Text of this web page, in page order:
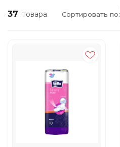
37 товара Сортировать по: